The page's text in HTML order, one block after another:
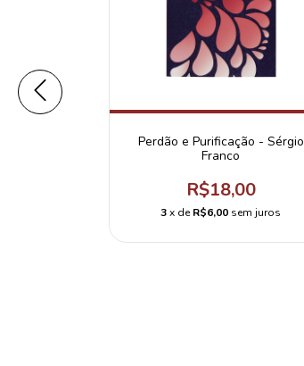
Perdão e Purificação - Sérgio
Franco
R$18,00
3x deR$6,00 sem juros